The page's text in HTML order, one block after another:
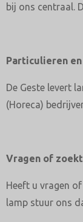
bij ons centraal.
Particulieren
De Geste levert
(Horeca)
Vragen of zoekt
Heeft u vragen
lamp stuur ons